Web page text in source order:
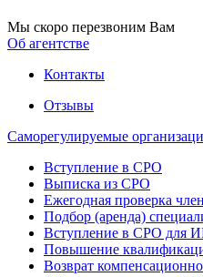
Мы скоро перезвоним Вам
Об агентстве
Контакты
Отзывы
Саморегулируемые
Вступление в СРО
Выписка из СРО
Ежегодная проверка
Подбор (аренда)
Вступление в СРО для
Повышение
Возврат